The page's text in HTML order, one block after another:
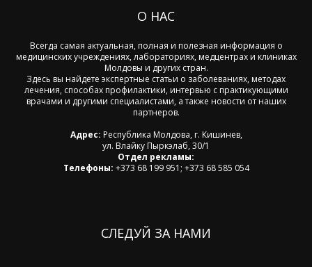
О НАС
Всегда самая актуальная, полная и полезная информация о
медицинских учреждениях, лабораториях, медцентрах и клиниках
Молдовы и других стран.
Здесь вы найдете экспертные статьи о заболеваниях, методах
лечения, способах профилактики, интервью с практикующими
врачами и другими специалистами, а также новости от наших
партнеров.
Адрес: Республика Молдова, г. Кишинев,
ул. Влайку Пыркэлаб, 30/1
Отдел рекламы:
Телефоны: +373 68 199 951; +373 68 585 054
СЛЕДУЙ ЗА НАМИ